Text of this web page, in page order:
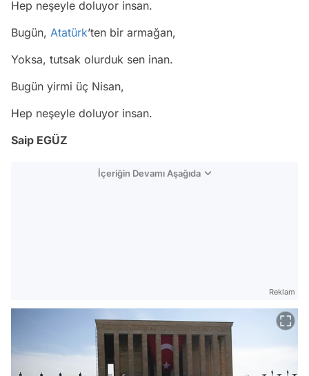
Hep neşeyle doluyor insan.
Bugün, Atatürk’ten bir armağan,
Yoksa, tutsak olurduk sen inan.
Bugün yirmi üç Nisan,
Hep neşeyle doluyor insan.
Saip EGÜZ
İçeriğin Devamı Aşağıda
Reklam